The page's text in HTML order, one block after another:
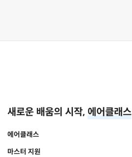
새로운 배움의 시작, 에어클래스
에어클래스
마스터 지원